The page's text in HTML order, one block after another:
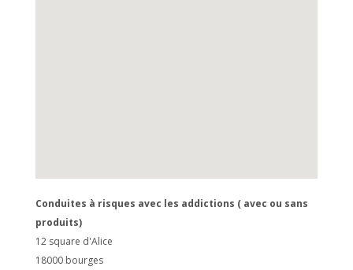
Conduites à risques avec les addictions ( avec ou sans
produits)
12 square d'Alice
18000 bourges